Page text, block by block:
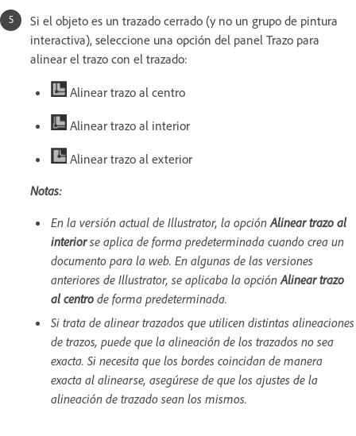
Si el objeto es un trazado cerrado (y no un grupo de pintura
interactiva), seleccione una opción del panel Trazo para
alinear el trazo con el trazado:
Alinear trazo al centro
Alinear trazo al interior
Alinear trazo al exterior
Notas:
En la versión actual de Illustrator, la opciónAlinear trazo al
interiorse aplica de forma predeterminada cuando crea un
documento para la web. En algunas de las versiones
anteriores de Illustrator, se aplicaba la opciónAlinear trazo
al centro de forma predeterminada.
Si trata de alinear trazados que utilicen distintas alineaciones
de trazos, puede que la alineación de los trazados no sea
exacta. Si necesita que los bordes coincidan de manera
exacta al alinearse, asegúrese de que los ajustes de la
alineación de trazado sean los mismos.